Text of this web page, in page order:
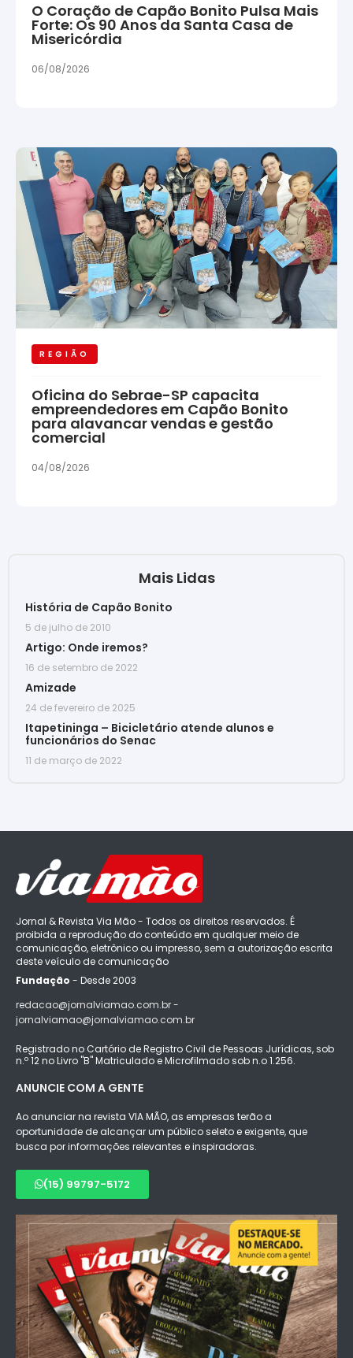
O Coração de Capão Bonito Pulsa Mais
Forte: Os 90 Anos da Santa Casa de
Misericórdia
06/08/2026
REGIÃO
Oficina do Sebrae-SP capacita
empreendedores em Capão Bonito
para alavancar vendas e gestão
comercial
04/08/2026
Mais Lidas
História de Capão Bonito
5 de julho de 2010
Artigo: Onde iremos?
16 de setembro de 2022
Amizade
24 de fevereiro de 2025
Itapetininga – Bicicletário atende alunos e
funcionários do Senac
11 de março de 2022
Jornal & Revista Via Mão - Todos os direitos reservados. É
proibida a reprodução do conteúdo em qualquer meio de
comunicação, eletrônico ou impresso, sem a autorização escrita
deste veículo de comunicação
Fundação - Desde 2003
redacao@jornalviamao.com.br -
jornalviamao@jornalviamao.com.br
Registrado no Cartório de Registro Civil de Pessoas Jurídicas, sob
n.º 12 no Livro "B" Matriculado e Microfilmado sob n.o 1.256.
ANUNCIE COM A GENTE
Ao anunciar na revista VIA MÃO, as empresas terão a
oportunidade de alcançar um público seleto e exigente, que
busca por informações relevantes e inspiradoras.
(15) 99797-5172